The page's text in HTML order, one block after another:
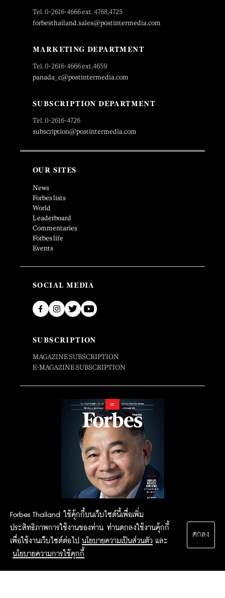
Forbes Thailand ใช้คุ้กกี้บนเว็บไซต์นี้เพื่อเพิ่ม
ประสิทธิภาพการใช้งานของท่าน ท่านตกลงใช้งานคุ้กกี้
เพื่อใช้งานเว็บไซต์ต่อไป นโยบายความเป็นส่วนตัว และ
นโยบายความการใช้คุกกี้
ตกลง
Tel. 0-2616-4666 ext. 4768,4725
forbesthailand.sales@postintermedia.com
MARKETING DEPARTMENT
Tel. 0-2616-4666 ext.4659
panada_c@postintermedia.com
SUBSCRIPTION DEPARTMENT
Tel. 0-2616-4726
subscription@postintermedia.com
OUR SITES
News
Forbes lists
World
Leaderboard
Commentaries
Forbes life
Events
SOCIAL MEDIA
SUBSCRIPTION
MAGAZINE SUBSCRIPTION
E-MAGAZINE SUBSCRIPTION
2015 Forbesthailand.com ALL RIGHTS RESERVED